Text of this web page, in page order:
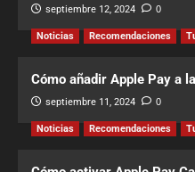
septiembre 12, 2024 0
Noticias Recomendaciones
Cómo añadir Apple Pay a
septiembre 11, 2024 0
Noticias Recomendaciones